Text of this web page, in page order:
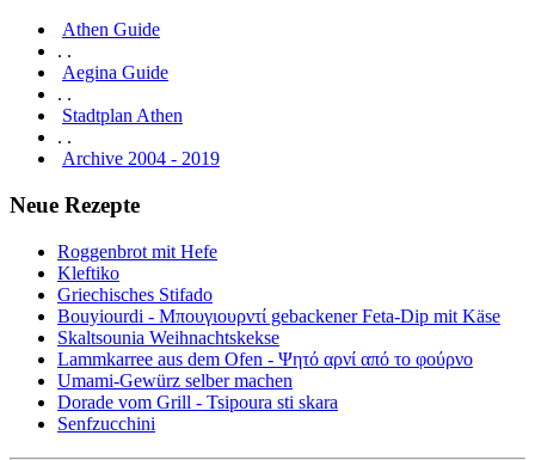
Athen Guide
. .
Aegina Guide
. .
Stadtplan Athen
. .
Archive 2004 - 2019
Neue Rezepte
Roggenbrot mit Hefe
Kleftiko
Griechisches Stifado
Bouyiourdi - Μπουγιουρντί gebackener Feta-Dip mit Käse
Skaltsounia Weihnachtskekse
Lammkarree aus dem Ofen - Ψητό αρνί από το φούρνο
Umami-Gewürz selber machen
Dorade vom Grill - Tsipoura sti skara
Senfzucchini